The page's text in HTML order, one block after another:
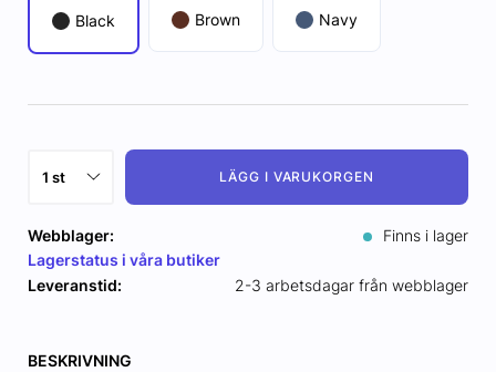
Black Brown Navy
LÄGG I VARUKORGEN
Webblager:
Finns i lager
Lagerstatus i våra butiker
Leveranstid:
2-3 arbetsdagar från webblager
BESKRIVNING